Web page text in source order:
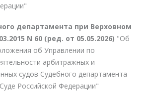
департамента при Верховном
N 60 (ред. от 05.05.2026) "Об
об Управлении по
арбитражных и
судов Судебного департамента
Российской Федерации"